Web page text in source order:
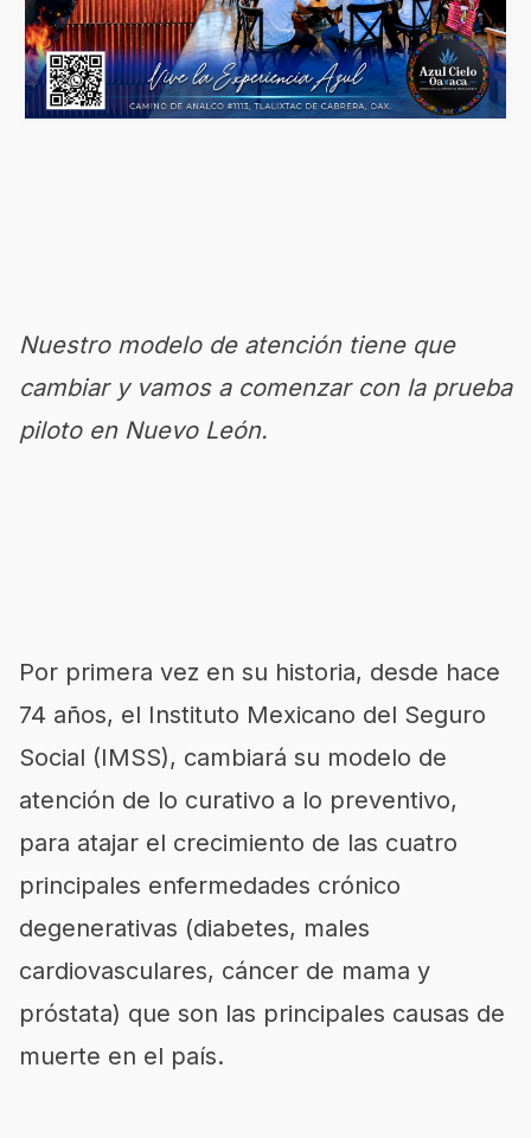
Nuestro modelo de atención tiene que
cambiar y vamos a comenzar con la prueba
piloto en Nuevo León.
Por primera vez en su historia, desde hace
74 años, el Instituto Mexicano del Seguro
Social (IMSS), cambiará su modelo de
atención de lo curativo a lo preventivo,
para atajar el crecimiento de las cuatro
principales enfermedades crónico
degenerativas (diabetes, males
cardiovasculares, cáncer de mama y
próstata) que son las principales causas de
muerte en el país.